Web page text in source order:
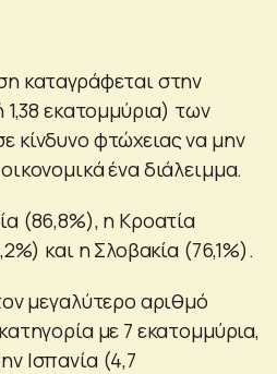
καταγράφεται στην
εκατομμύρια) των
κίνδυνο φτώχειας να μην
ένα διάλειμμα.
(86,8%), η Κροατία
και η Σλοβακία (76,1%).
μεγαλύτερο αριθμό
με 7 εκατομμύρια,
Ισπανία (4,7